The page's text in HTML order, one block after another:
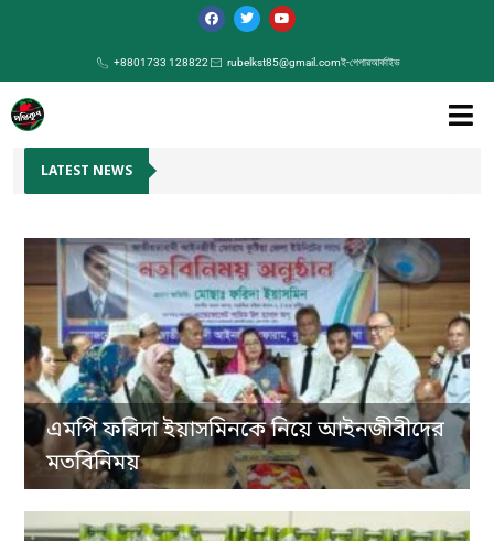
+8801733 128822 rubelkst85@gmail.comই-পেপারআর্কাইভ
LATEST NEWS
এমপি ফরিদা ইয়াসমিনকে নিয়ে আইনজীবীদের
মতবিনিময়